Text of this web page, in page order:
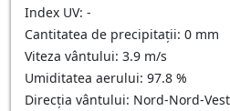
Index UV: -
Cantitatea de precipitații: 0 mm
Viteza vântului: 3.9 m/s
Umiditatea aerului: 97.8 %
Direcția vântului: Nord-Nord-Vest